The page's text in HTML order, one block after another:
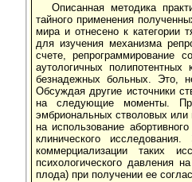
Описанная методика
тайного применения
мира и отнесено к категории
для изучения механизма
счете, репрограммирование
аутологичных
безнадежных больных. Это,
Обсуждая другие источники
на следующие моменты.
эмбриональных стволовых
на использование
клинического
коммерциализации таких
психологического давления
плода) при получении ее